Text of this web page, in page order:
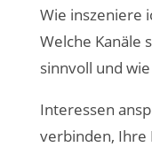
Wie inszeniere
Welche Kanäle
sinnvoll und
Interessen
verbinden, Ihre